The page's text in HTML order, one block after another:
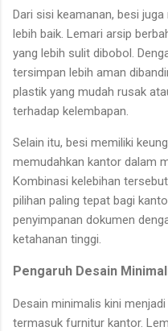
Dari sisi keamanan, besi
lebih baik. Lemari arsip
yang lebih sulit dibobol.
tersimpan lebih aman
plastik yang mudah rusak
terhadap kelembapan.
Selain itu, besi memiliki
memudahkan kantor dalam
Kombinasi kelebihan
pilihan paling tepat bagi
penyimpanan dokumen
ketahanan tinggi.
Pengaruh Desain
Desain minimalis kini
termasuk furnitur kantor.